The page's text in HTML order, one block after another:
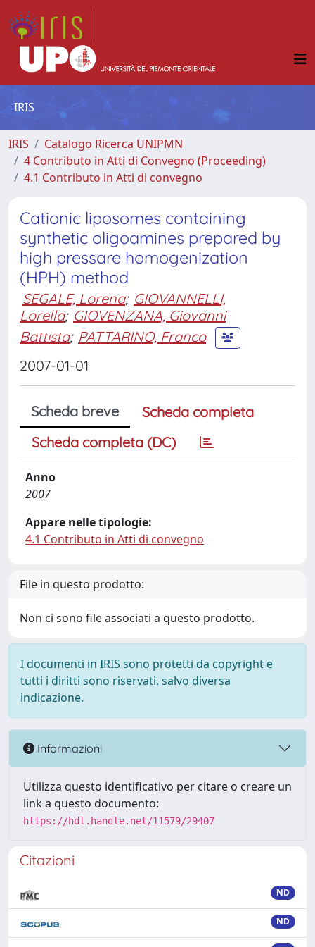
IRIS
IRIS
Catalogo Ricerca UNIPMN
4 Contributo in Atti di Convegno (Proceeding)
4.1 Contributo in Atti di convegno
Cationic liposomes containing
synthetic oligoamines prepared by
high pressare homogenization
(HPH) method
SEGALE, Lorena; GIOVANNELLI,
Lorella; GIOVENZANA, Giovanni
Battista; PATTARINO, Franco
2007-01-01
Scheda breve
Scheda completa
Scheda completa (DC)
Anno
2007
Appare nelle tipologie:
4.1 Contributo in Atti di convegno
File in questo prodotto:
Non ci sono file associati a questo prodotto.
I documenti in IRIS sono protetti da copyright e
tutti i diritti sono riservati, salvo diversa
indicazione.
Informazioni
Utilizza questo identificativo per citare o creare un
link a questo documento:
https://hdl.handle.net/11579/29407
Citazioni
ND
ND